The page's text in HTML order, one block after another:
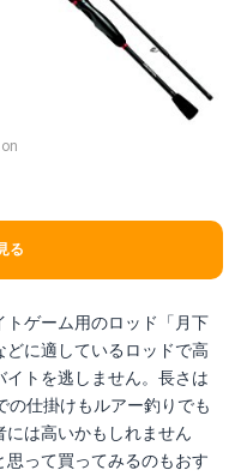
る
トゲーム用のロッド「月下
に適しているロッドで高
トを逃しません。長さは
の仕掛けもルアー釣りでも
は高いかもしれません
って買ってみるのもおす